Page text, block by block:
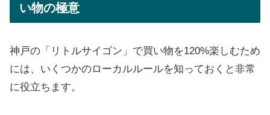
い物の極意
神戸の「リトルサイゴン」で買い物を120%楽しむため
には、いくつかのローカルルールを知っておくと非常
に役立ちます。